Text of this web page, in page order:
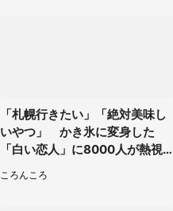
「札幌行きたい」「絶対美味し
いやつ」 かき氷に変身した
「白い恋人」に8000人が熱視
ころんころ